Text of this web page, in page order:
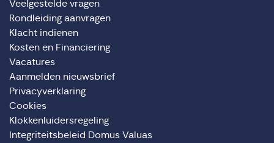
Veelgestelde vragen
Rondleiding aanvragen
Klacht indienen
Kosten en Financiering
Vacatures
Aanmelden nieuwsbrief
Privacyverklaring
Cookies
Klokkenluidersregeling
Integriteitsbeleid Domus Valuas